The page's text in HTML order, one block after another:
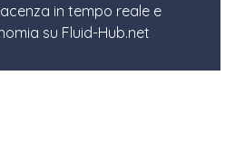
in tempo reale e
su Fluid-Hub.net